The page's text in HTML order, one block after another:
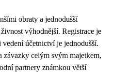
obraty a jednodušší
výhodnější. Registrace je
vedení účetnictví je jednodušší.
celým svým majetkem,
partnery známkou větší